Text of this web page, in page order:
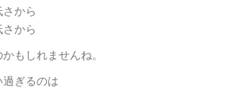
から
から
もしれませんね。
過ぎるのは